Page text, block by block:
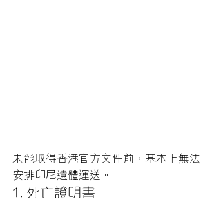
未能取得香港官方文件前，基本上無法
安排印尼遺體運送。
1. 死亡證明書